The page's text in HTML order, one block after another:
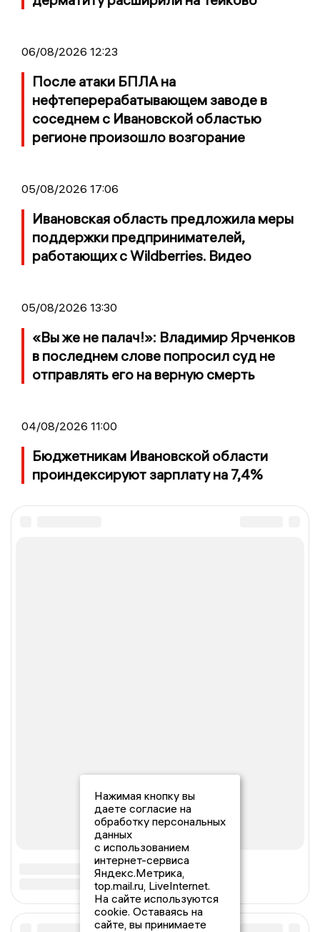
06/08/2026 12:23
После атаки БПЛА на
нефтеперерабатывающем заводе в
соседнем с Ивановской областью
регионе произошло возгорание
05/08/2026 17:06
Ивановская область предложила меры
поддержки предпринимателей,
работающих с Wildberries. Видео
05/08/2026 13:30
«Вы же не палач!»: Владимир Ярченков
в последнем слове попросил суд не
отправлять его на верную смерть
04/08/2026 11:00
Бюджетникам Ивановской области
проиндексируют зарплату на 7,4%
Нажимая кнопку вы
даете согласие на
обработку персональных
данных
с использованием
интернет-сервиса
Яндекс.Метрика,
top.mail.ru, LiveInternet.
На сайте используются
cookie. Оставаясь на
сайте, вы принимаете